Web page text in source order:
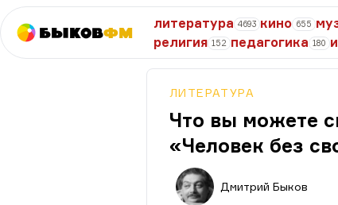
БыковФМ
литература 4693 кино 655
религия 152 педагогика 180
ЛИТЕРАТУРА
Что вы можете
«Человек без
Дмитрий Быков